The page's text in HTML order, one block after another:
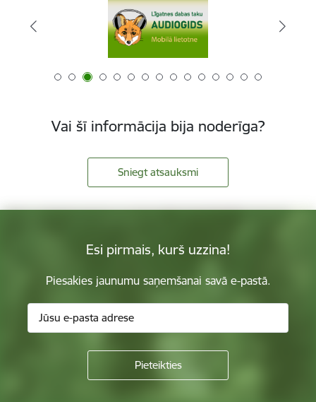
Vai šī informācija bija noderīga?
Sniegt atsauksmi
Esi pirmais, kurš uzzina!
Piesakies jaunumu saņemšanai savā e-pastā.